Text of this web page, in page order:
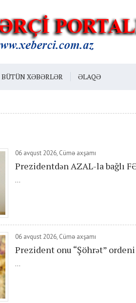
BÜTÜN XƏBƏRLƏR ƏLAQƏ
06 avqust 2026, Cümə axşamı
Prezidentdən AZAL-la bağlı
...
06 avqust 2026, Cümə axşamı
Prezident onu “Şöhrət”
...